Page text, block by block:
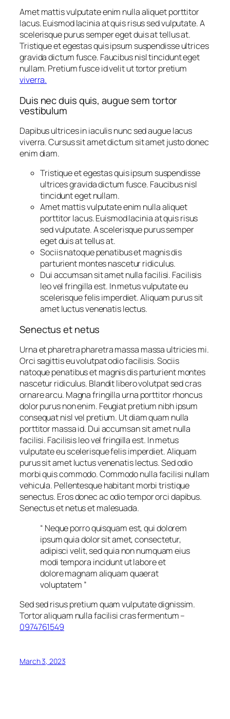
Amet mattis vulputate enim nulla aliquet porttitor
lacus. Euismod lacinia at quis risus sed vulputate. A
scelerisque purus semper eget duis at tellus at.
Tristique et egestas quis ipsum suspendisse ultrices
gravida dictum fusce. Faucibus nisl tincidunt eget
nullam. Pretium fusce id velit ut tortor pretium
viverra.
Duis nec duis quis, augue sem tortor
vestibulum
Dapibus ultrices in iaculis nunc sed augue lacus
viverra. Cursus sit amet dictum sit amet justo donec
enim diam.
Tristique et egestas quis ipsum suspendisse
ultrices gravida dictum fusce. Faucibus nisl
tincidunt eget nullam.
Amet mattis vulputate enim nulla aliquet
porttitor lacus. Euismod lacinia at quis risus
sed vulputate. A scelerisque purus semper
eget duis at tellus at.
Sociis natoque penatibus et magnis dis
parturient montes nascetur ridiculus.
Dui accumsan sit amet nulla facilisi. Facilisis
leo vel fringilla est. In metus vulputate eu
scelerisque felis imperdiet. Aliquam purus sit
amet luctus venenatis lectus.
Senectus et netus
Urna et pharetra pharetra massa massa ultricies mi.
Orci sagittis eu volutpat odio facilisis. Sociis
natoque penatibus et magnis dis parturient montes
nascetur ridiculus. Blandit libero volutpat sed cras
ornare arcu. Magna fringilla urna porttitor rhoncus
dolor purus non enim. Feugiat pretium nibh ipsum
consequat nisl vel pretium. Ut diam quam nulla
porttitor massa id. Dui accumsan sit amet nulla
facilisi. Facilisis leo vel fringilla est. In metus
vulputate eu scelerisque felis imperdiet. Aliquam
purus sit amet luctus venenatis lectus. Sed odio
morbi quis commodo. Commodo nulla facilisi nullam
vehicula. Pellentesque habitant morbi tristique
senectus. Eros donec ac odio tempor orci dapibus.
Senectus et netus et malesuada.
“ Neque porro quisquam est, qui dolorem
ipsum quia dolor sit amet, consectetur,
adipisci velit, sed quia non numquam eius
modi tempora incidunt ut labore et
dolore magnam aliquam quaerat
voluptatem ”
Sed sed risus pretium quam vulputate dignissim.
Tortor aliquam nulla facilisi cras fermentum –
0974761549
March 3, 2023